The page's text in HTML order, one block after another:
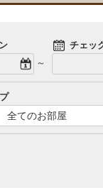
～
チェッ
全てのお部屋